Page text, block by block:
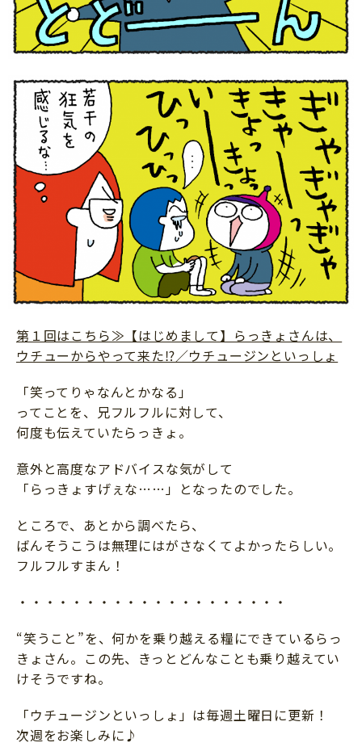
第１回はこちら≫【はじめまして】らっきょさんは、
ウチューからやって来た⁉／ウチュージンといっしょ
「笑ってりゃなんとかなる」
ってことを、兄フルフルに対して、
何度も伝えていたらっきょ。
意外と高度なアドバイスな気がして
「らっきょすげぇな……」となったのでした。
ところで、あとから調べたら、
ばんそうこうは無理にはがさなくてよかったらしい。
フルフルすまん！
・・・・・・・・・・・・・・・・・・・・
“笑うこと”を、何かを乗り越える糧にできているらっ
きょさん。この先、きっとどんなことも乗り越えてい
けそうですね。
「ウチュージンといっしょ」は毎週土曜日に更新！
次週をお楽しみに♪